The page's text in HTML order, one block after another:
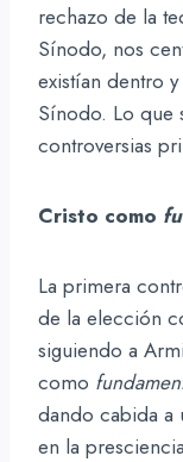
rechazo de la
Sínodo, nos
existían dentro
Sínodo. Lo que
controversias
Cristo como
La primera
de la elección
siguiendo a
como
dando cabida a
en la